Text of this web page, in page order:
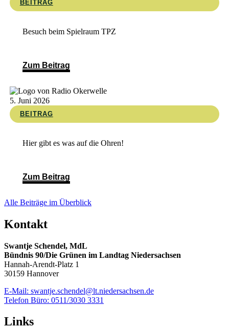
BEITRAG
Besuch beim Spielraum TPZ
Zum Beitrag
5. Juni 2026
BEITRAG
Hier gibt es was auf die Ohren!
Zum Beitrag
Alle Beiträge im Überblick
Kontakt
Swantje Schendel, MdL
Bündnis 90/Die Grünen im Landtag Niedersachsen
Hannah-Arendt-Platz 1
30159 Hannover
E-Mail: swantje.schendel@lt.niedersachsen.de
Telefon Büro: 0511/3030 3331
Links